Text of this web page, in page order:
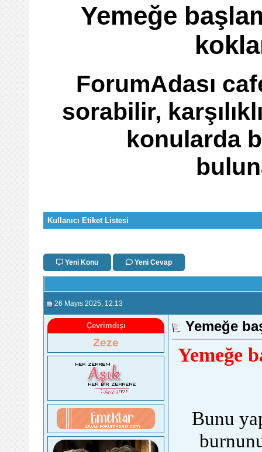
Yemeğe
ForumAdası
sorabilir,
konularda
Kullanıcı Etiket Listesi
Yeni Konu Yeni Cevap
26 Mayıs 2025 , 12:13
Çevrimdışı
Zeze
Yemeğe
Yemeğe
Bunu